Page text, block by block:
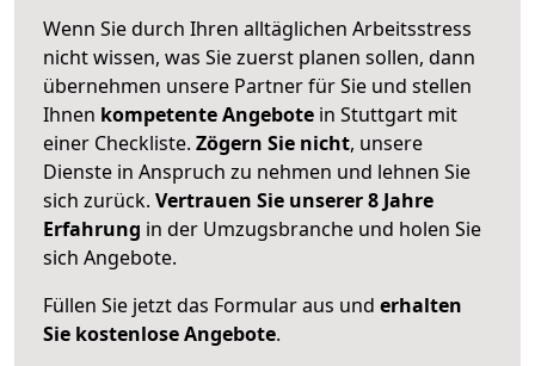
Wenn Sie durch Ihren alltäglichen Arbeitsstress
nicht wissen, was Sie zuerst planen sollen, dann
übernehmen unsere Partner für Sie und stellen
Ihnen kompetente Angebote in Stuttgart mit
einer Checkliste. Zögern Sie nicht, unsere
Dienste in Anspruch zu nehmen und lehnen Sie
sich zurück. Vertrauen Sie unserer 8 Jahre
Erfahrung in der Umzugsbranche und holen Sie
sich Angebote.
Füllen Sie jetzt das Formular aus und erhalten
Sie kostenlose Angebote.